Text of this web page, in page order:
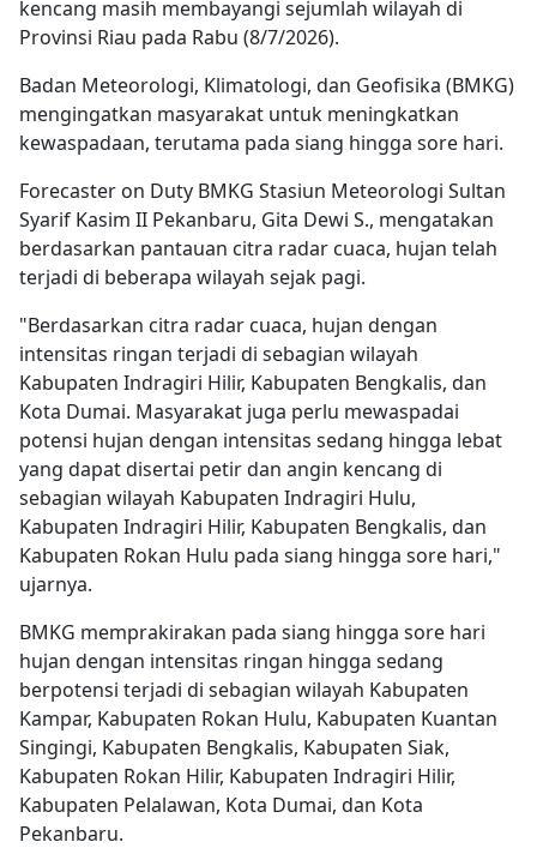
kencang masih membayangi sejumlah wilayah di
Provinsi Riau pada Rabu (8/7/2026).
Badan Meteorologi, Klimatologi, dan Geofisika (BMKG)
mengingatkan masyarakat untuk meningkatkan
kewaspadaan, terutama pada siang hingga sore hari.
Forecaster on Duty BMKG Stasiun Meteorologi Sultan
Syarif Kasim II Pekanbaru, Gita Dewi S., mengatakan
berdasarkan pantauan citra radar cuaca, hujan telah
terjadi di beberapa wilayah sejak pagi.
"Berdasarkan citra radar cuaca, hujan dengan
intensitas ringan terjadi di sebagian wilayah
Kabupaten Indragiri Hilir, Kabupaten Bengkalis, dan
Kota Dumai. Masyarakat juga perlu mewaspadai
potensi hujan dengan intensitas sedang hingga lebat
yang dapat disertai petir dan angin kencang di
sebagian wilayah Kabupaten Indragiri Hulu,
Kabupaten Indragiri Hilir, Kabupaten Bengkalis, dan
Kabupaten Rokan Hulu pada siang hingga sore hari,"
ujarnya.
BMKG memprakirakan pada siang hingga sore hari
hujan dengan intensitas ringan hingga sedang
berpotensi terjadi di sebagian wilayah Kabupaten
Kampar, Kabupaten Rokan Hulu, Kabupaten Kuantan
Singingi, Kabupaten Bengkalis, Kabupaten Siak,
Kabupaten Rokan Hilir, Kabupaten Indragiri Hilir,
Kabupaten Pelalawan, Kota Dumai, dan Kota
Pekanbaru.